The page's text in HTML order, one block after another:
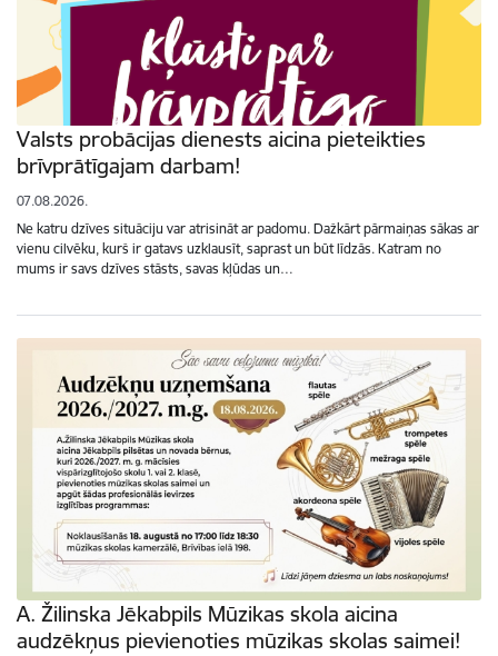
Valsts probācijas dienests aicina pieteikties
brīvprātīgajam darbam!
07.08.2026.
Ne katru dzīves situāciju var atrisināt ar padomu. Dažkārt pārmaiņas sākas ar
vienu cilvēku, kurš ir gatavs uzklausīt, saprast un būt līdzās. Katram no
mums ir savs dzīves stāsts, savas kļūdas un…
A. Žilinska Jēkabpils Mūzikas skola aicina
audzēkņus pievienoties mūzikas skolas saimei!